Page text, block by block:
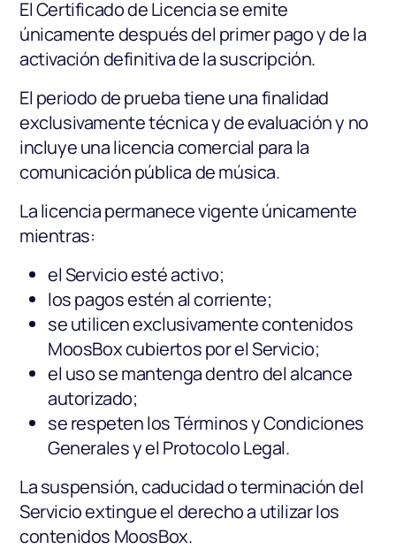
El Certificado de Licencia se emite
únicamente después del primer pago y de la
activación definitiva de la suscripción.
El periodo de prueba tiene una finalidad
exclusivamente técnica y de evaluación y no
incluye una licencia comercial para la
comunicación pública de música.
La licencia permanece vigente únicamente
mientras:
el Servicio esté activo;
los pagos estén al corriente;
se utilicen exclusivamente contenidos
MoosBox cubiertos por el Servicio;
el uso se mantenga dentro del alcance
autorizado;
se respeten los Términos y Condiciones
Generales y el Protocolo Legal.
La suspensión, caducidad o terminación del
Servicio extingue el derecho a utilizar los
contenidos MoosBox.